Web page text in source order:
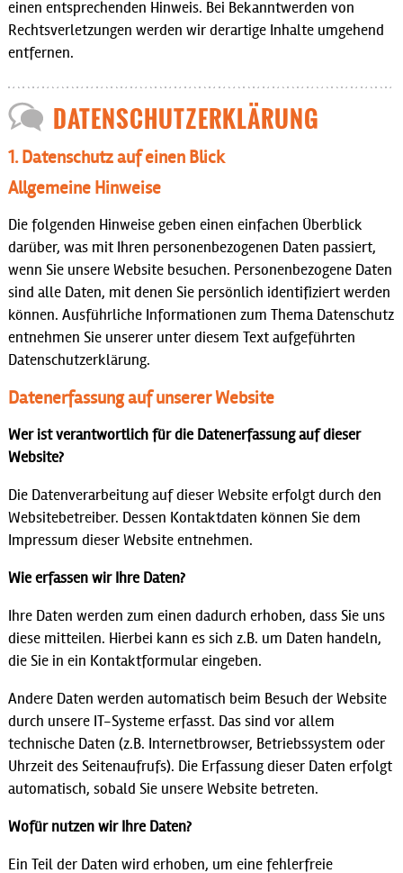
einen entsprechenden Hinweis. Bei Bekanntwerden von
Rechtsverletzungen werden wir derartige Inhalte umgehend
entfernen.
DATENSCHUTZERKLÄRUNG
1. Datenschutz auf einen Blick
Allgemeine Hinweise
Die folgenden Hinweise geben einen einfachen Überblick
darüber, was mit Ihren personenbezogenen Daten passiert,
wenn Sie unsere Website besuchen. Personenbezogene Daten
sind alle Daten, mit denen Sie persönlich identifiziert werden
können. Ausführliche Informationen zum Thema Datenschutz
entnehmen Sie unserer unter diesem Text aufgeführten
Datenschutzerklärung.
Datenerfassung auf unserer Website
Wer ist verantwortlich für die Datenerfassung auf dieser
Website?
Die Datenverarbeitung auf dieser Website erfolgt durch den
Websitebetreiber. Dessen Kontaktdaten können Sie dem
Impressum dieser Website entnehmen.
Wie erfassen wir Ihre Daten?
Ihre Daten werden zum einen dadurch erhoben, dass Sie uns
diese mitteilen. Hierbei kann es sich z.B. um Daten handeln,
die Sie in ein Kontaktformular eingeben.
Andere Daten werden automatisch beim Besuch der Website
durch unsere IT-Systeme erfasst. Das sind vor allem
technische Daten (z.B. Internetbrowser, Betriebssystem oder
Uhrzeit des Seitenaufrufs). Die Erfassung dieser Daten erfolgt
automatisch, sobald Sie unsere Website betreten.
Wofür nutzen wir Ihre Daten?
Ein Teil der Daten wird erhoben, um eine fehlerfreie